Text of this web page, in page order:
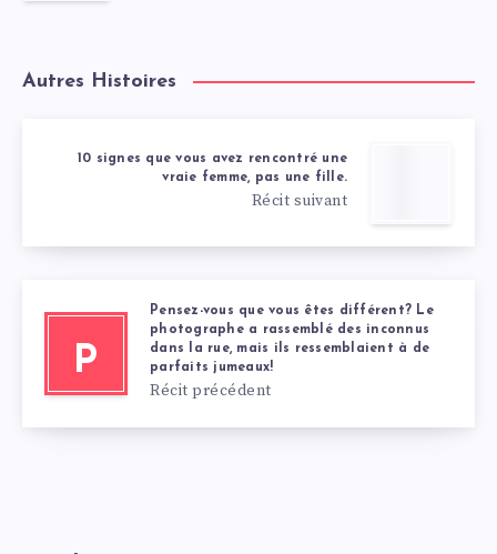
Autres Histoires
10 signes que vous avez rencontré une
vraie femme, pas une fille.
Récit suivant
P
Pensez-vous que vous êtes différent? Le
photographe a rassemblé des inconnus
dans la rue, mais ils ressemblaient à de
parfaits jumeaux!
Récit précédent